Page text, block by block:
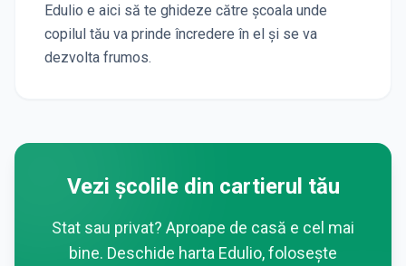
Edulio e aici să te ghideze către școala unde
copilul tău va prinde încredere în el și se va
dezvolta frumos.
Vezi școlile din cartierul tău
Stat sau privat? Aproape de casă e cel mai
bine. Deschide harta Edulio, folosește